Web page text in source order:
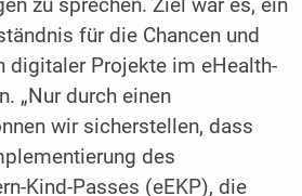
zu sprechen. Ziel war es, ein
für die Chancen und
digitaler Projekte im eHealth-
„Nur durch einen
wir sicherstellen, dass
des
Kind-Passes (eEKP), die